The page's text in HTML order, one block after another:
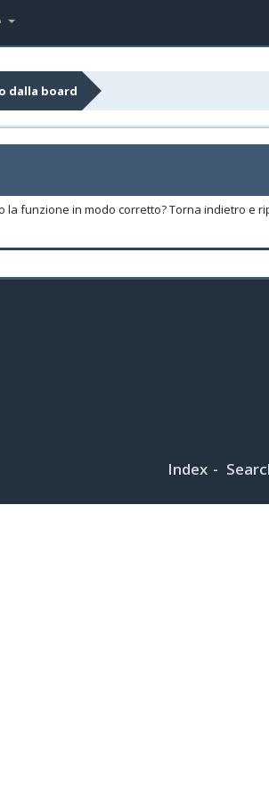
dalla board
funzione in modo corretto? Torna indietro e
Index